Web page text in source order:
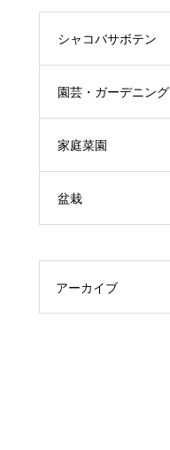
シャコバサボテン
園芸・ガーデニング
家庭菜園
盆栽
アーカイブ